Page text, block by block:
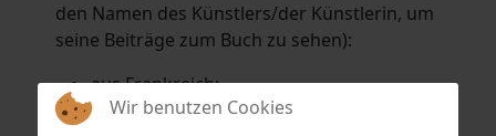
den Namen des Künstlers/der Künstlerin, um
seine Beiträge zum Buch zu sehen):
aus Frankreich:
Hélène Argo,Didier Bonnot
Wir benutzen Cookies